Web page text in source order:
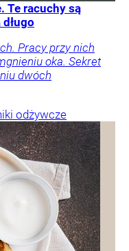
Te racuchy są
Pracy przy nich
oka. Sekret
dwóch
odżywcze